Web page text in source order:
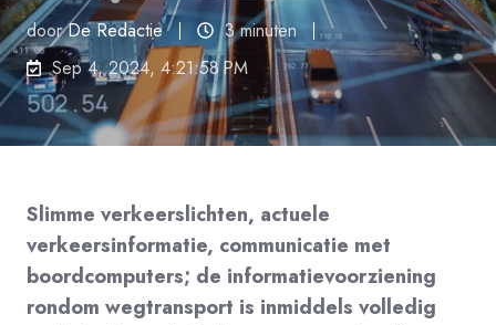
doorDe Redactie
3 minuten
Sep 4, 2024, 4:21:58 PM
Slimme verkeerslichten, actuele
verkeersinformatie, communicatie met
boordcomputers; de informatievoorziening
rondom wegtransport is inmiddels volledig